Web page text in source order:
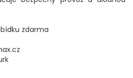
zdarma